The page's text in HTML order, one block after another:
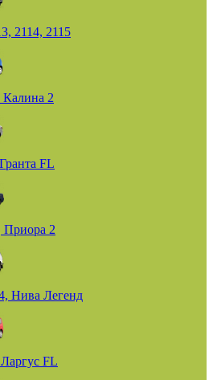
2114, 2115
2
FL
Приора 2
Нива Легенд
FL